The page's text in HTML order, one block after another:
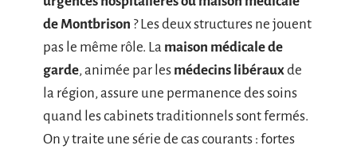
de Montbrison ? Les deux structures ne jouent
pas le même rôle. La maison médicale de
garde, animée par les médecins libérauxde
la région, assure une permanence des soins
quand les cabinets traditionnels sont fermés.
On y traite une série de cas courants : fortes